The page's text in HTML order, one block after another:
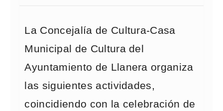
La Concejalía de Cultura-Casa
Municipal de Cultura del
Ayuntamiento de Llanera organiza
las siguientes actividades,
coincidiendo con la celebración de